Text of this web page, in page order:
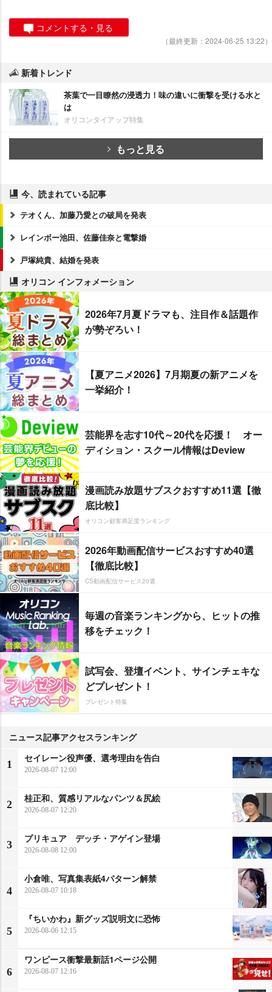
コメントする・見る
（最終更新：2024-06-25 13:22）
新着トレンド
茶葉で一目瞭然の浸透力！味の違いに衝撃を受ける水と
は
オリコンタイアップ特集
もっと見る
今、読まれている記事
テオくん、加藤乃愛との破局を発表
レインボー池田、佐藤佳奈と電撃婚
戸塚純貴、結婚を発表
オリコン インフォメーション
2026年7月夏ドラマも、注目作＆話題作
が勢ぞろい！
【夏アニメ2026】7月期夏の新アニメを
一挙紹介！
芸能界を志す10代～20代を応援！ オー
ディション・スクール情報はDeview
漫画読み放題サブスクおすすめ11選【徹
底比較】
オリコン顧客満足度ランキング
2026年動画配信サービスおすすめ40選
【徹底比較】
CS動画配信サービス20選
毎週の音楽ランキングから、ヒットの推
移をチェック！
試写会、登壇イベント、サインチェキな
どプレゼント！
プレゼント特集
ニュース記事アクセスランキング
1
セイレーン役声優、選考理由を告白
2026-08-07 12:00
2
桂正和、質感リアルなパンツ＆尻絵
2026-08-07 12:20
3
プリキュア デッチ・アゲイン登場
2026-08-08 12:00
4
小倉唯、写真集表紙4パターン解禁
2026-08-07 10:18
5
『ちいかわ』新グッズ説明文に恐怖
2026-08-06 12:15
6
ワンピース衝撃最新話1ページ公開
2026-08-07 12:16